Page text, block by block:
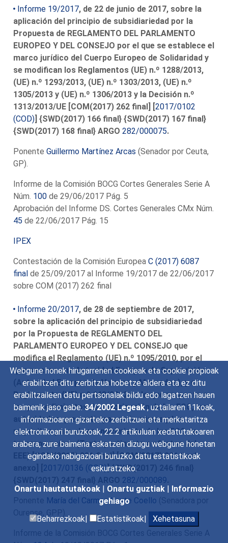
Webgune honek hirugarrenen cookieak eta cookie propioak
erabiltzen ditu zerbitzua hobetze aldera eta ez ditu
erabiltzaileen datu pertsonalak bildu edo lagatzen hauen
baimenik jaso gabe.34/2002 Legeak, uztailaren 11koak,
informazioaren gizarteko zerbitzuei eta merkataritza
elektronikoari buruzkoak, 22.2 artikuluan xedatutakoaren
arabera, zure baimena eskatzen dizugu webgune honetan
egindako nabigazioari buruzko datu estatistikoak
eskuratzeko.
Onartu hautatutakoak | Onartu guztiak | Informazio
gehiago
Beharrezkoak|
Estatistikoak| Xehetasuna
Informe 19/2017, de 22 de junio de 2017, sobre la
aplicación del principio de subsidiariedad por la
Propuesta de REGLAMENTO DEL PARLAMENTO
EUROPEO Y DEL CONSEJO por el que se establece el
marco jurídico del Cuerpo Europeo de Solidaridad y
se modifican los Reglamentos (UE) n.º 1288/2013,
(UE) n.º 1293/2013, (UE) n.º 1303/2013, (UE) n.º
1305/2013 y (UE) n.º 1306/2013 y la Decisión n.º
1313/2013/UE [COM(2017) 262 final] [2017/0102
(COD)] {SWD(2017) 166 final} {SWD(2017) 167 final}
{SWD(2017) 168 final} ARGO282/000075.
PonenteGuillermo Martínez Arcas (Senador por Ceuta,
GP).
Informe de la Comisión BOCG Cortes Generales Serie A
Núm. 100 de 29/06/2017 Pág. 5
Aprobación del Informe DS. Cortes Generales CMx Núm.
45 de 22/06/2017 Pág. 15
IPEX
Contestación de la Comisión EuropeaC (2017) 6087
final de 25/09/2017 al Informe 19/2017 de 22/06/2017
sobre COM (2017) 262 final
Informe 20/2017, de 28 de septiembre de 2017,
sobre la aplicación del principio de subsidiariedad
por la Propuesta de REGLAMENTO DEL
PARLAMENTO EUROPEO Y DEL CONSEJO que
modifica el Reglamento (UE) n.º 1095/2010, por el
que se crea una Autoridad Europea de Supervisión
(Autoridad Europea de Valores y Mercados), y el
Reglamento (UE) n.º 648/2012 en lo que respecta a
los procedimientos de autorización de las ECC, las
autoridades que participan en la misma y los
requisitos para el reconocimiento de las ECC de
terceros países (Texto pertinente a efectos del
EEE) [COM(2017) 331 final] [COM(2017) 331 final
anexo] [ 2017/0136 (COD)] {SWD(2017) 246 final}
{SWD(2017) 247 final} ARGO 282/000089.
Ponente María del Carmen Leyte Coello (Senadora por
Ourense, GPP).
Informe de la Comisión BOCG Cortes Generales Serie A